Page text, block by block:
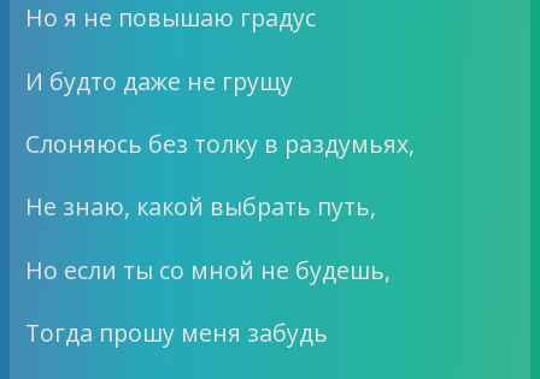
Но я не повышаю градус
И будто даже не грущу
Слоняюсь без толку в раздумьях,
Не знаю, какой выбрать путь,
Но если ты со мной не будешь,
Тогда прошу меня забудь